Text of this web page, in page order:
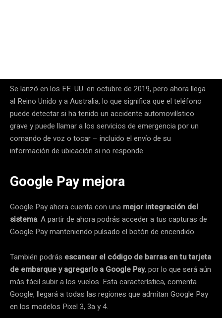
Se lanzó en los EE. UU. en octubre de 2019, pero ahora llega
al Reino Unido y a Australia, lo que significa que el teléfono
puede detectar si ha tenido un accidente automovilístico
grave y puede llamar a los servicios de emergencia por un
comando de voz o tocar – incluido el envío de su
información de ubicación si no responde.
Google Pay mejora
Google Pay ahora cuenta con una mejor integración del
sistema. A partir de ahora podrás acceder a tus capturas de
Google Pay manteniendo pulsado el botón de encendido.
También podrás escanear el código de barras en tu tarjeta
de embarque y agregarlo a Google Pay, por lo que será aún
más fácil subir a los vuelos. Esta característica, comenta
Google, llegará a todas las regiones que admitan Google Pay
en los modelos Pixel 3, 3a y 4.